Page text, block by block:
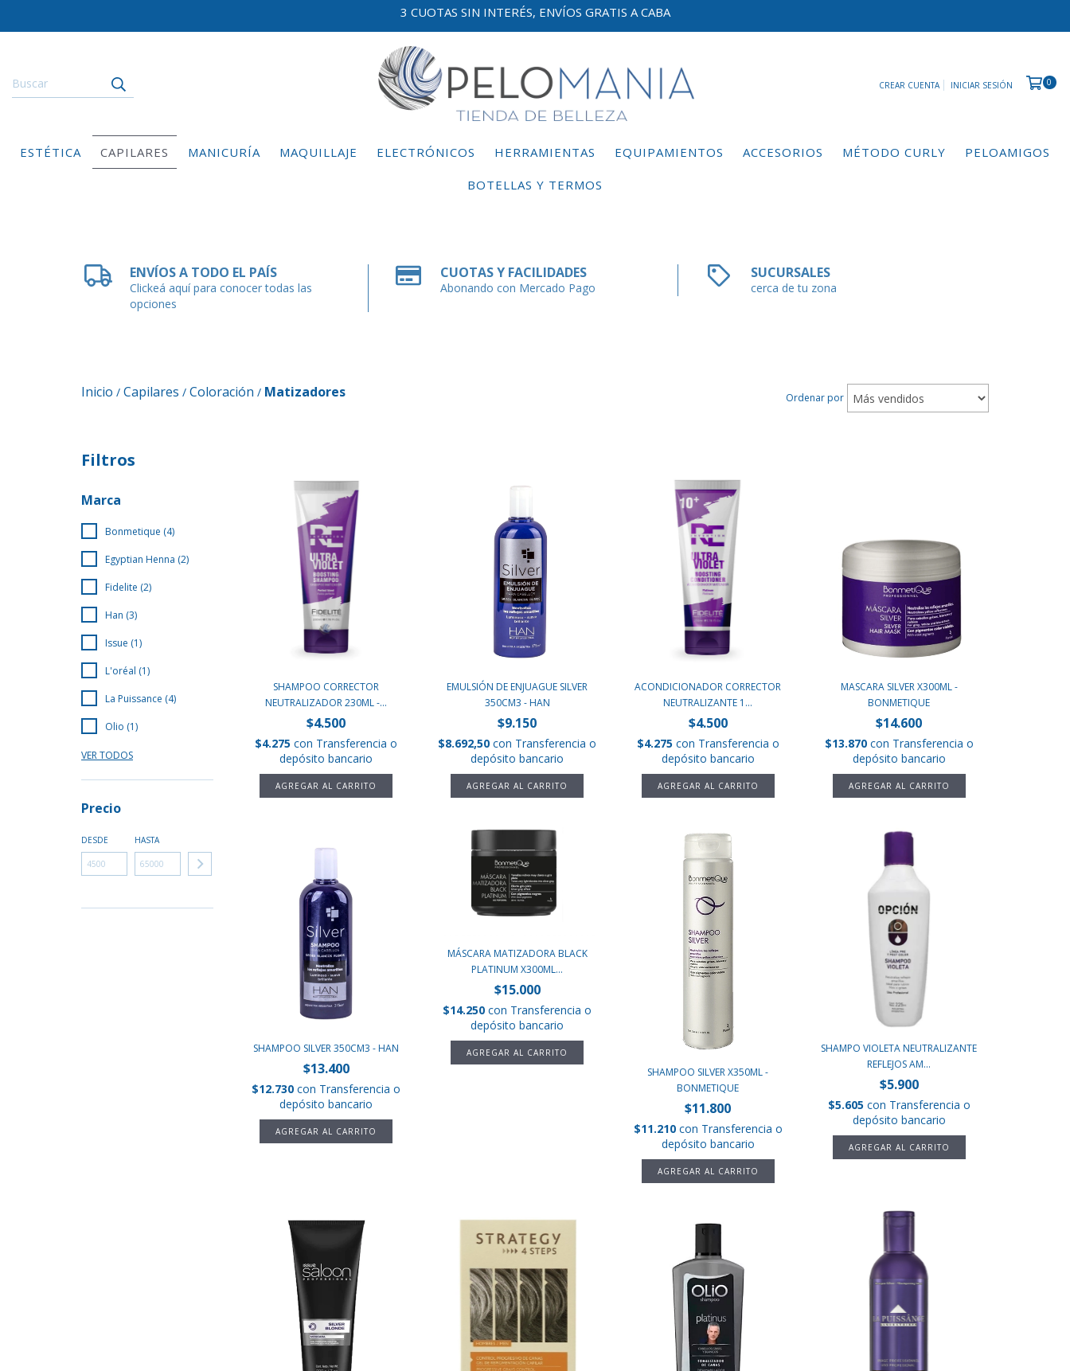
3 CUOTAS SIN INTERÉS, ENVÍOS GRATIS A CABA
CREAR CUENTA INICIAR SESIÓN 0
ESTÉTICA CAPILARES MANICURÍA MAQUILLAJE ELECTRÓNICOS HERRAMIENTAS EQUIPAMIENTOS ACCESORIOS MÉTODO CURLY PELOAMIGOS
BOTELLAS Y TERMOS
ENVÍOS A TODO EL PAÍS
Clickeá aquí para conocer todas las
opciones
CUOTAS Y FACILIDADES
Abonando con Mercado Pago
SUCURSALES
cerca de tu zona
Inicio / Capilares / Coloración / Matizadores Ordenar por
Filtros
Marca
Bonmetique (4)
Egyptian Henna (2)
Fidelite (2)
Han (3)
Issue (1)
L'oréal (1)
La Puissance (4)
Olio (1)
VER TODOS
Precio
DESDE HASTA
SHAMPOO CORRECTOR
NEUTRALIZADOR 230ML -...
$4.500
$4.275con Transferencia o
depósito bancario
EMULSIÓN DE ENJUAGUE SILVER
350CM3 - HAN
$9.150
$8.692,50con Transferencia o
depósito bancario
ACONDICIONADOR CORRECTOR
NEUTRALIZANTE 1...
$4.500
$4.275 con Transferencia o
depósito bancario
MASCARA SILVER X300ML -
BONMETIQUE
$14.600
$13.870 con Transferencia o
depósito bancario
SHAMPOO SILVER 350CM3 - HAN
$13.400
$12.730con Transferencia o
depósito bancario
MÁSCARA MATIZADORA BLACK
PLATINUM X300ML...
$15.000
$14.250con Transferencia o
depósito bancario
SHAMPOO SILVER X350ML -
BONMETIQUE
$11.800
$11.210 con Transferencia o
depósito bancario
SHAMPO VIOLETA NEUTRALIZANTE
REFLEJOS AM...
$5.900
$5.605 con Transferencia o
depósito bancario